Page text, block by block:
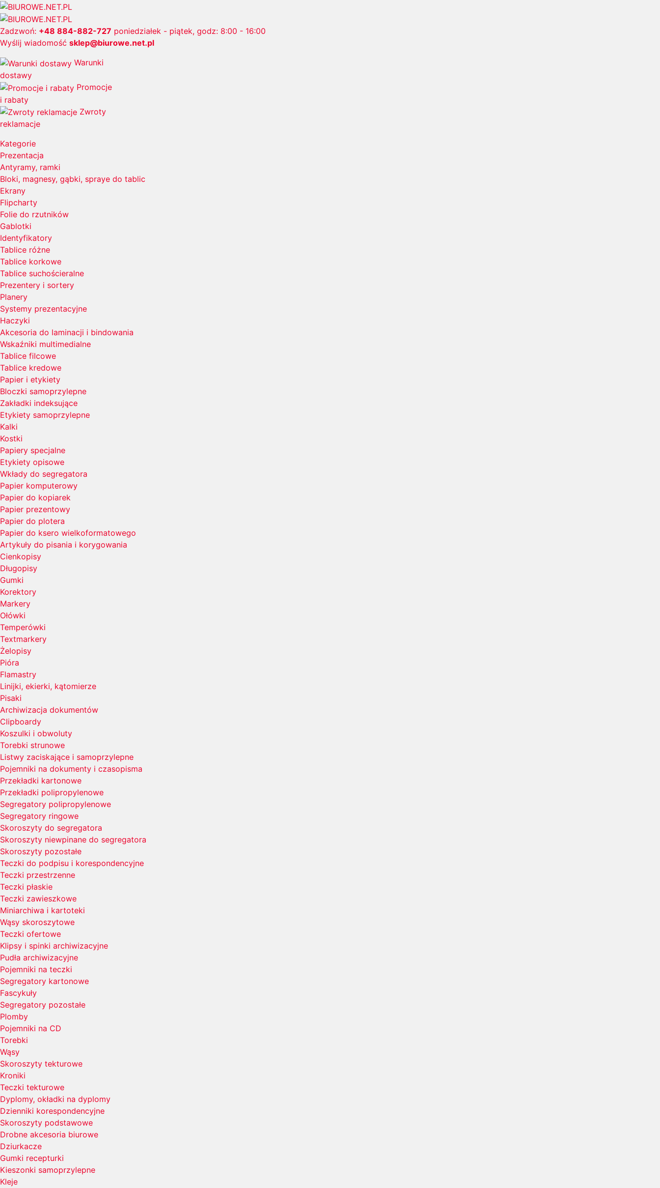
Zadzwoń: +48 884-882-727 poniedziałek - piątek, godz: 8:00 - 16:00
Wyślij wiadomość sklep@biurowe.net.pl
Warunki
dostawy
Promocje
i rabaty
Zwroty
reklamacje
Kategorie
Prezentacja
Antyramy, ramki
Bloki, magnesy, gąbki, spraye do tablic
Ekrany
Flipcharty
Folie do rzutników
Gablotki
Identyfikatory
Tablice różne
Tablice korkowe
Tablice suchościeralne
Prezentery i sortery
Planery
Systemy prezentacyjne
Haczyki
Akcesoria do laminacji i bindowania
Wskaźniki multimedialne
Tablice filcowe
Tablice kredowe
Papier i etykiety
Bloczki samoprzylepne
Zakładki indeksujące
Etykiety samoprzylepne
Kalki
Kostki
Papiery specjalne
Etykiety opisowe
Wkłady do segregatora
Papier komputerowy
Papier do kopiarek
Papier prezentowy
Papier do plotera
Papier do ksero wielkoformatowego
Artykuły do pisania i korygowania
Cienkopisy
Długopisy
Gumki
Korektory
Markery
Ołówki
Temperówki
Textmarkery
Żelopisy
Pióra
Flamastry
Linijki, ekierki, kątomierze
Pisaki
Archiwizacja dokumentów
Clipboardy
Koszulki i obwoluty
Torebki strunowe
Listwy zaciskające i samoprzylepne
Pojemniki na dokumenty i czasopisma
Przekładki kartonowe
Przekładki polipropylenowe
Segregatory polipropylenowe
Segregatory ringowe
Skoroszyty do segregatora
Skoroszyty niewpinane do segregatora
Skoroszyty pozostałe
Teczki do podpisu i korespondencyjne
Teczki przestrzenne
Teczki płaskie
Teczki zawieszkowe
Miniarchiwa i kartoteki
Wąsy skoroszytowe
Teczki ofertowe
Klipsy i spinki archiwizacyjne
Pudła archiwizacyjne
Pojemniki na teczki
Segregatory kartonowe
Fascykuły
Segregatory pozostałe
Plomby
Pojemniki na CD
Torebki
Wąsy
Skoroszyty tekturowe
Kroniki
Teczki tekturowe
Dyplomy, okładki na dyplomy
Dzienniki korespondencyjne
Skoroszyty podstawowe
Drobne akcesoria biurowe
Dziurkacze
Gumki recepturki
Kieszonki samoprzylepne
Kleje